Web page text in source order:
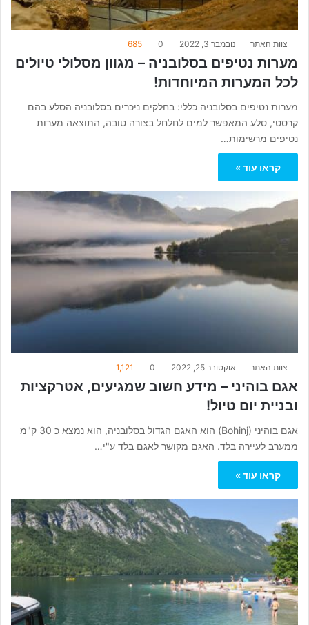
צוות האתר נובמבר 3, 2022 0
685
מערות נטיפים בסלובניה – מגוון מסלולי טיולים
לכל המערות המיוחדות!
מערות נטיפים בסלובניה כללי: בחלקים ניכרים בסלובניה הסלע בהם
קרסטי, סלע המאפשר למים לחלחל בצורה טובה, התוצאה מערות
נטיפים מרשימות…
קראו עוד »
צוות האתר אוקטובר 25, 2022 0
1,121
אגם בוהיני – מידע חשוב שמגיעים, אטרקציות
ובניית יום טיול!
אגם בוהיני (Bohinj) הוא האגם הגדול בסלובניה, הוא נמצא כ 30 ק"מ
ממערב לעיירה בלד. האגם מקושר לאגם בלד ע"י…
קראו עוד »